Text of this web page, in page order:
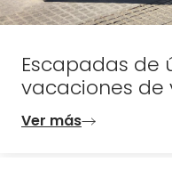
Escapadas de
vacaciones de
Ver más